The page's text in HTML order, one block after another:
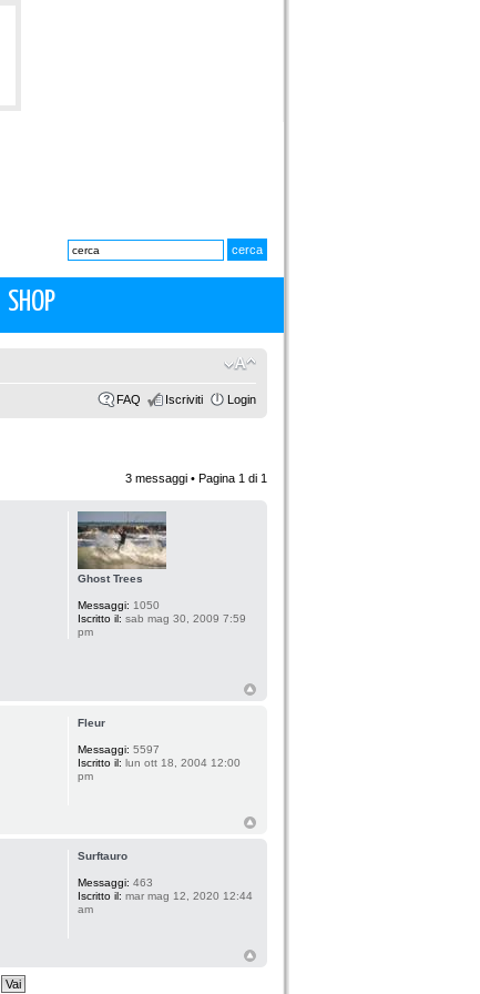
SHOP
FAQ Iscriviti Login
3 messaggi • Pagina 1 di 1
Ghost Trees
Messaggi: 1050
Iscritto il: sab mag 30, 2009 7:59
pm
Fleur
Messaggi: 5597
Iscritto il: lun ott 18, 2004 12:00
pm
Surftauro
Messaggi: 463
Iscritto il: mar mag 12, 2020 12:44
am